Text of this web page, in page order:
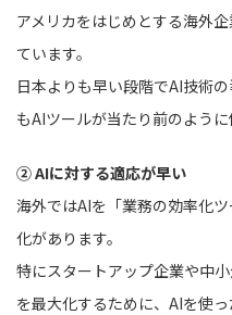
アメリカをはじめとする海外
ています。
日本よりも早い段階でAI技術
もAIツールが当たり前のように
② AIに対する適応が早い
海外ではAIを「業務の効率化
化があります。
特にスタートアップ企業や中
を最大化するために、AIを使